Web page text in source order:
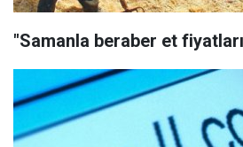
"Samanla beraber et